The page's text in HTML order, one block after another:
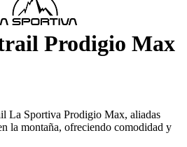
Prodigio Max
La Sportiva Prodigio Max, aliadas
la montaña, ofreciendo comodidad y